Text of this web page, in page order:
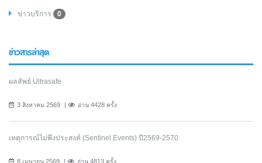
ข่าวบริการ 0
ข่าวสารล่าสุด
ผลลัพธ์ Ultrasafe
3 สิงหาคม 2569 อ่าน 4428 ครั้ง
เหตุการณ์ไม่พึงประสงค์ (Sentinel Events) ปี2569-2570
8 เมษายน 2569 อ่าน 4813 ครั้ง